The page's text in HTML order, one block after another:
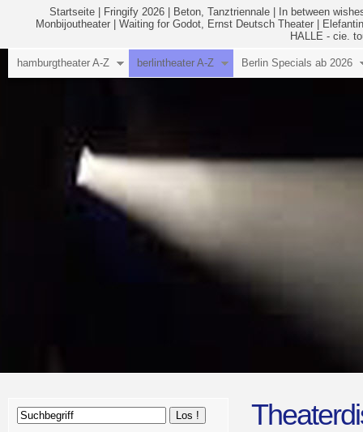
Startseite Fringify 2026 Beton, Tanztriennale
In between
Monbijoutheater
Waiting for Godot, Ernst Deutsch Theater
HALLE - cie.
hamburgtheater A-Z berlintheater A-Z Berlin Specials ab 2026